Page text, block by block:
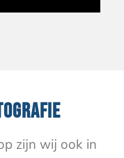
zijn wij ook in